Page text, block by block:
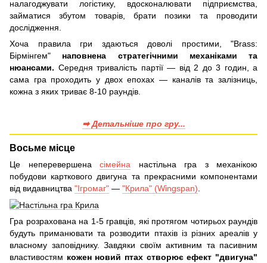
налагоджувати логістику, вдосконалювати підприємства,
займатися збутом товарів, брати позики та проводити
дослідження.
Хоча правила гри здаються доволі простими, "Brass:
Бірмінгем" наповнена стратегічними механіками та
нюансами. Середня тривалість партії — від 2 до 3 годин, а
сама гра проходить у двох епохах — каналів та залізниць,
кожна з яких триває 8-10 раундів.
➡ Детальніше про гру...
Восьме місце
Це неперевершена сімейна настільна гра з механікою
побудови карткового двигуна та прекрасними компонентами
від видавництва "Ігромаг" — "Крила" (Wingspan)
Гра розрахована на 1-5 гравців, які протягом чотирьох раундів
будуть приманювати та розводити птахів із різних ареалів у
власному заповіднику. Завдяки своїм активним та пасивним
властивостям кожен новий птах створює ефект "двигуна"